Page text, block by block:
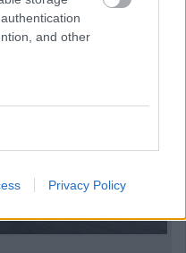
and other
Privacy Policy